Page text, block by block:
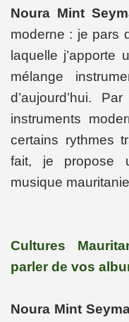
Noura Mint
moderne : je pars
laquelle j’apporte
mélange
d’aujourd’hui.
instruments
certains rythmes
fait, je propose
musique
Cultures
parler de vos
Noura Mint